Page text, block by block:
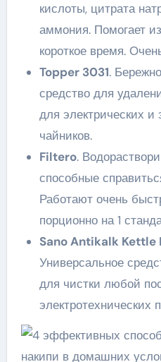
кислоты, цитрата
аммония. Помогает
короткое время.
Topper 3031.
средство для
для электрических
чайников.
Filtero.
способные
Работают очень
порционно на 1
Sano Antikalk Kettle
Универсальное
для чистки любой
электротехнических